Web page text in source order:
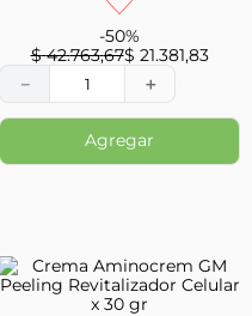
-50%
$ 42.763,67$ 21.381,83
＋
－
Agregar